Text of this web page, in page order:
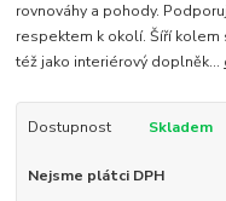
rovnováhy a pohody.
respektem k okolí. Šíří
též jako interiérový doplněk...
Dostupnost Skladem
Nejsme plátci DPH